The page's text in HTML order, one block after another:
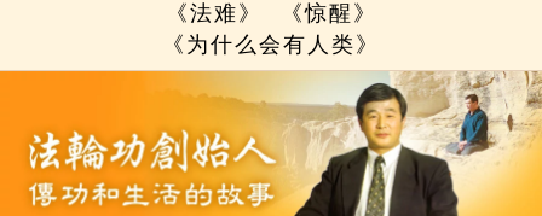
《法难》
《惊醒》
《为什么会有人类》